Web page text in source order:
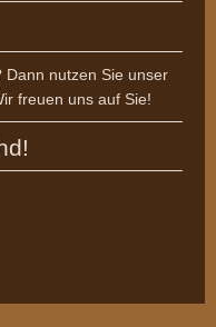
Dann nutzen Sie unser
freuen uns auf Sie!